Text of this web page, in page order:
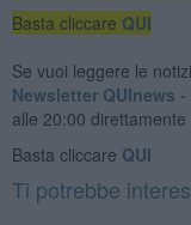
Basta cliccare QUI
Se vuoi leggere le
Newsletter QUInews
alle 20:00
Basta cliccare QUI
Ti potrebbe